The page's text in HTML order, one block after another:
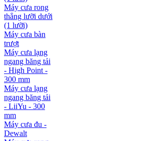
Máy cưa rong
thẳng lưỡi dưới
(1 lưỡi)
Máy cưa bàn
trượt
Máy cưa lạng
ngang băng tải
- High Point -
300 mm
Máy cưa lạng
ngang băng tải
- LiiYu - 300
mm
Máy cưa đu -
Dewalt